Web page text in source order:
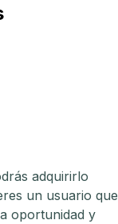
adquirirlo
un usuario que
oportunidad y